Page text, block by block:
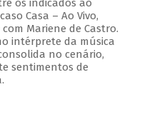
os indicados ao
Casa – Ao Vivo,
Mariene de Castro.
intérprete da música
no cenário,
sentimentos de